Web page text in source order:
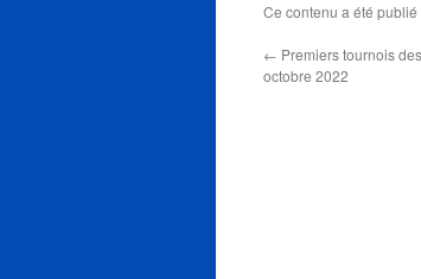
Ce contenu a été
← Premiers tournois
octobre 2022